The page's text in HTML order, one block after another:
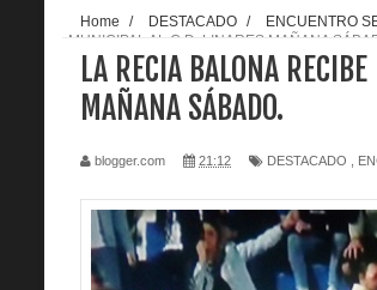
Home / DESTACADO / ENCUENTRO
MUNICIPAL AL C.D. LINARES MAÑANA
LA RECIA BALONA
MAÑANA SÁBADO.
blogger.com 21:12 DESTACADO